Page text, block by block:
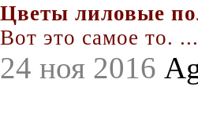
Цветы лиловые
Вот это самое то. ...
24 ноя 2016